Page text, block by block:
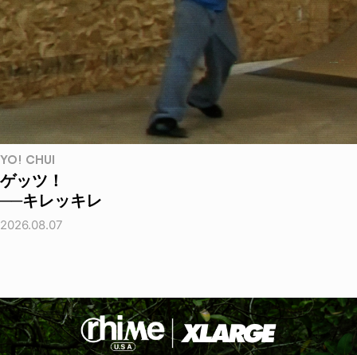
YO! CHUI
ゲッツ！
──キレッキレ
2026.08.07